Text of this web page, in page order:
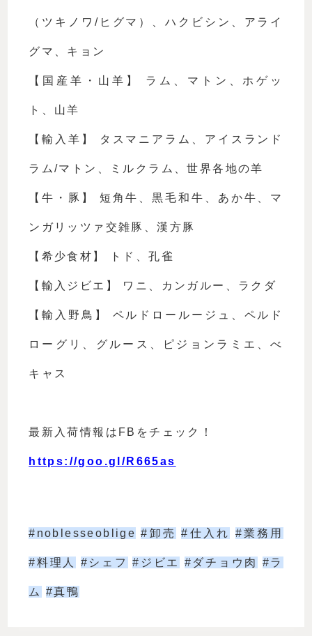
（ツキノワ/ヒグマ）、ハクビシン、アライ
グマ、キョン
【国産羊・山羊】 ラム、マトン、ホゲッ
ト、山羊
【輸入羊】 タスマニアラム、アイスランド
ラム/マトン、ミルクラム、世界各地の羊
【牛・豚】 短角牛、黒毛和牛、あか牛、マ
ンガリッツァ交雑豚、漢方豚
【希少食材】 トド、孔雀
【輸入ジビエ】 ワニ、カンガルー、ラクダ
【輸入野鳥】 ペルドロールージュ、ペルド
ローグリ、グルース、ピジョンラミエ、べ
キャス
最新入荷情報はFBをチェック！
https://goo.gl/R665as
#noblesseoblige #卸売 #仕入れ #業務用
#料理人 #シェフ #ジビエ #ダチョウ肉 #ラ
ム #真鴨